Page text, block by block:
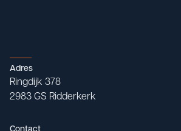
Adres
Ringdijk 378
2983 GS Ridderkerk